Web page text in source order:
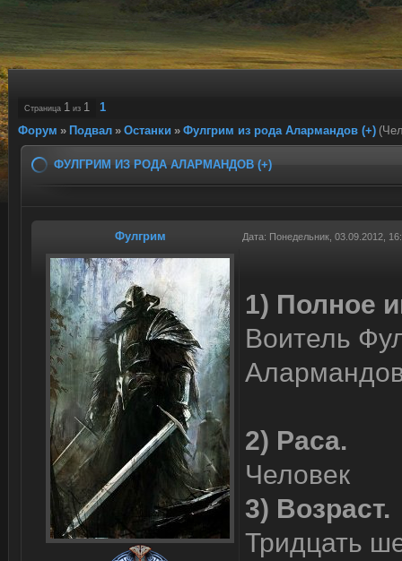
Страница 1 из 1
1
Форум » Подвал » Останки » Фулгрим из рода Алармандов (+)
ФУЛГРИМ ИЗ РОДА АЛАРМАНДОВ (+)
Фулгрим Дата: Понедельник, 03.09.2012,
1) Полное
Воитель
2) Раса.
Человек
3) Возраст.
Тридцать